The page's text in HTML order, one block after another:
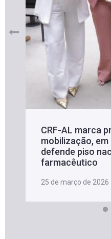
CRF-AL marca
mobilização, em
defende piso
farmacêutico
25 de março de 2026